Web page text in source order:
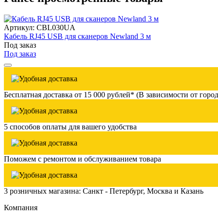
Артикул: CBL030UA
Кабель RJ45 USB для сканеров Newland 3 м
Под заказ
Под заказ
Бесплатная доставка от 15 000 рублей* (В зависимости от
5 способов оплаты для вашего удобства
Поможем с ремонтом и обслуживанием товара
3 розничных магазина: Санкт - Петербург, Москва и Казань
Компания